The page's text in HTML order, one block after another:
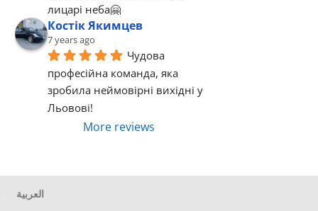
лицарі неба🤗
Костік Якимцев
7 years ago
Чудова
професійна команда, яка
зробила неймовірні вихідні у
Льовові!
More reviews
العربية